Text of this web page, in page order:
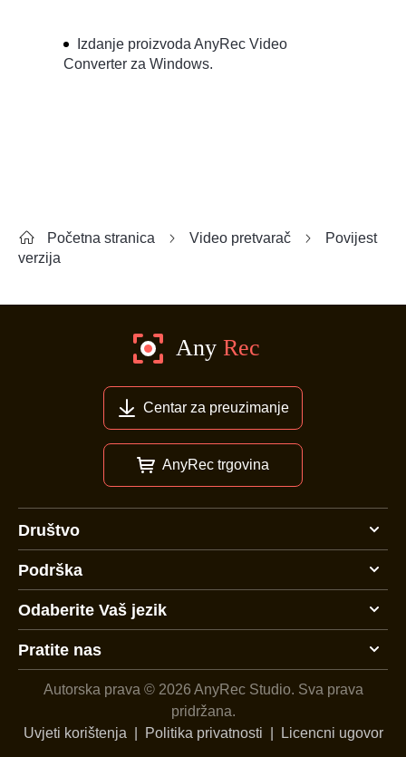
Izdanje proizvoda AnyRec Video
Converter za Windows.
Početna stranica Video pretvarač
Povijest
verzija
Centar za preuzimanje
AnyRec trgovina
Društvo
Podrška
Odaberite Vaš jezik
Pratite nas
Autorska prava © 2026 AnyRec Studio. Sva prava
pridržana.
Uvjeti korištenja
Politika privatnosti Licencni ugovor